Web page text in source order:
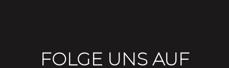
FOLGE UNS AUF